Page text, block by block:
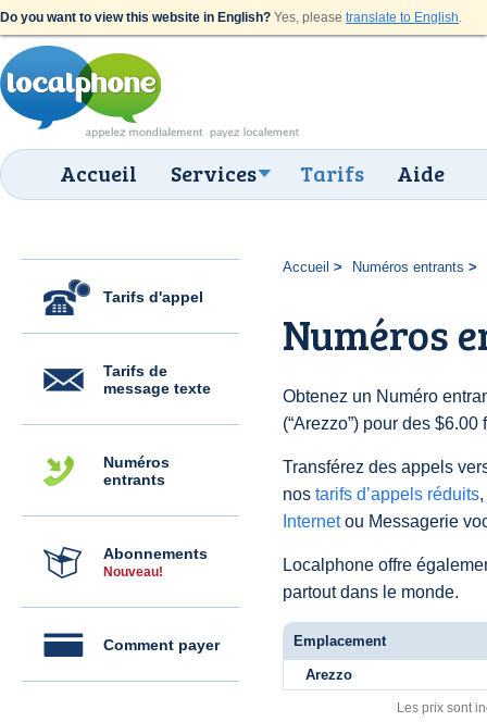
Do you want to view this website in English? Yes, please translate to English.
Accueil Services Tarifs Aide
Tarifs d'appel
Tarifs de
message texte
Numéros
entrants
Abonnements
Nouveau!
Comment payer
Accueil Numéros entrants
Numéros
Obtenez un Numéro
(“Arezzo”) pour des
Transférez des appels
nos tarifs d’appels réduits
Internetou Messagerie
Localphone offre
partout dans le monde.
Emplacement
Arezzo
Les prix sont